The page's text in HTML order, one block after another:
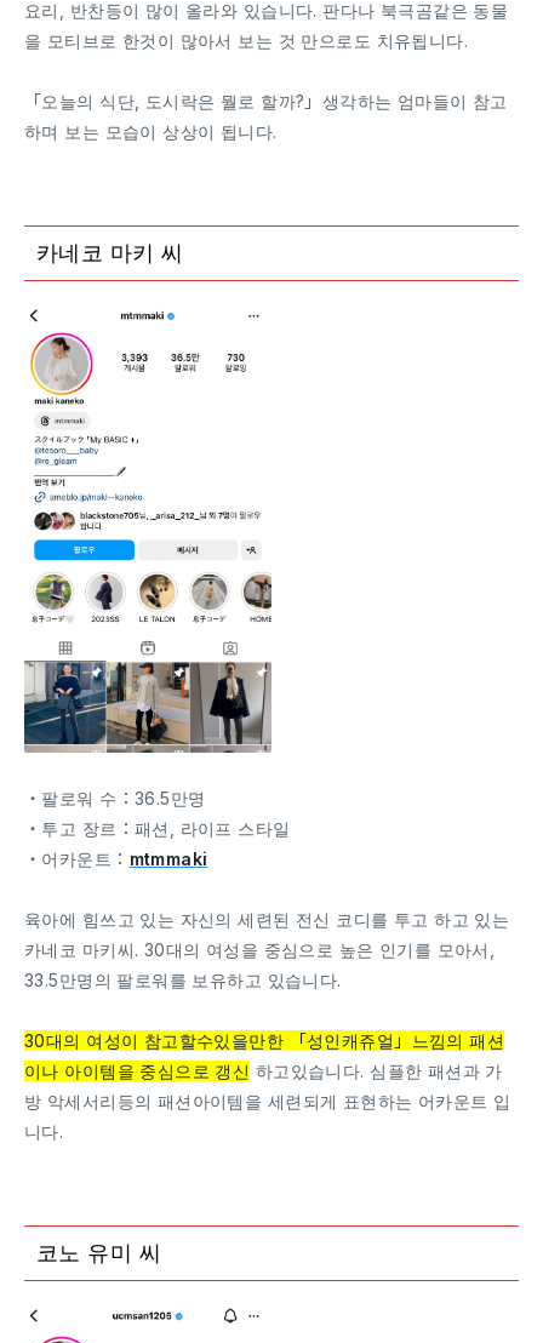
요리, 반찬등이 많이 올라와 있습니다. 판다나 북극곰같은 동물
을 모티브로 한것이 많아서 보는 것 만으로도 치유됩니다.
「오늘의 식단, 도시락은 뭘로 할까?」생각하는 엄마들이 참고
하며 보는 모습이 상상이 됩니다.
카네코 마키 씨
・팔로워 수：36.5만명
・투고 장르：패션, 라이프 스타일
・어카운트： mtmmaki
육아에 힘쓰고 있는 자신의 세련된 전신 코디를 투고 하고 있는
카네코 마키씨. 30대의 여성을 중심으로 높은 인기를 모아서,
33.5만명의 팔로워를 보유하고 있습니다.
30대의 여성이 참고할수있을만한 「성인캐쥬얼」느낌의 패션
이나 아이템을 중심으로 갱신 하고있습니다. 심플한 패션과 가
방 악세서리등의 패션아이템을 세련되게 표현하는 어카운트 입
니다.
코노 유미 씨